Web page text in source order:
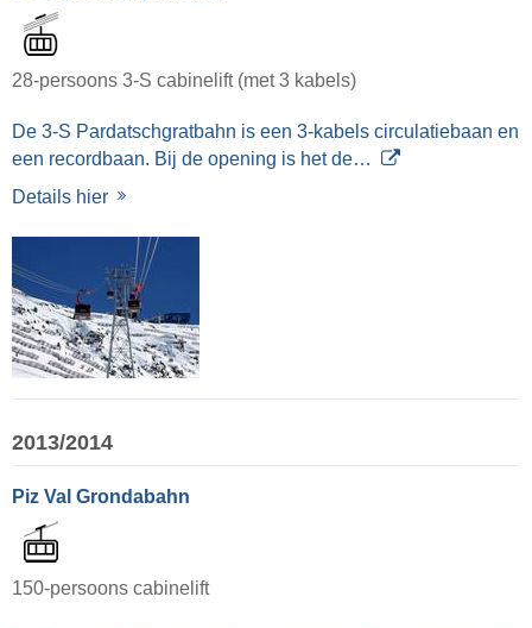
28-persoons 3-S cabinelift (met 3 kabels)
De 3-S Pardatschgratbahn is een 3-kabels circulatiebaan en
een recordbaan. Bij de opening is het de…
Details hier
2013/2014
Piz Val Grondabahn
150-persoons cabinelift